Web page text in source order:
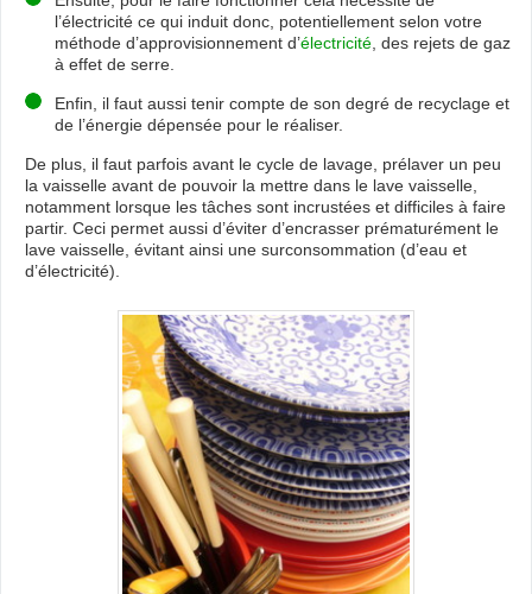
l’électricité ce qui induit donc, potentiellement selon votre
méthode d’approvisionnement d’électricité , des rejets de gaz
à effet de serre.
Enfin, il faut aussi tenir compte de son degré de recyclage et
de l’énergie dépensée pour le réaliser.
De plus, il faut parfois avant le cycle de lavage, prélaver un peu
la vaisselle avant de pouvoir la mettre dans le lave vaisselle,
notamment lorsque les tâches sont incrustées et difficiles à faire
partir. Ceci permet aussi d’éviter d’encrasser prématurément le
lave vaisselle, évitant ainsi une surconsommation (d’eau et
d’électricité).